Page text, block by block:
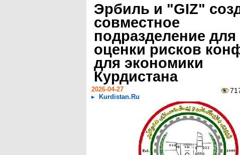
Эрбиль и "GIZ"
совместное
подразделение для
оценки рисков
для экономики
Курдистана
2026-04-27
Kurdistan.Ru